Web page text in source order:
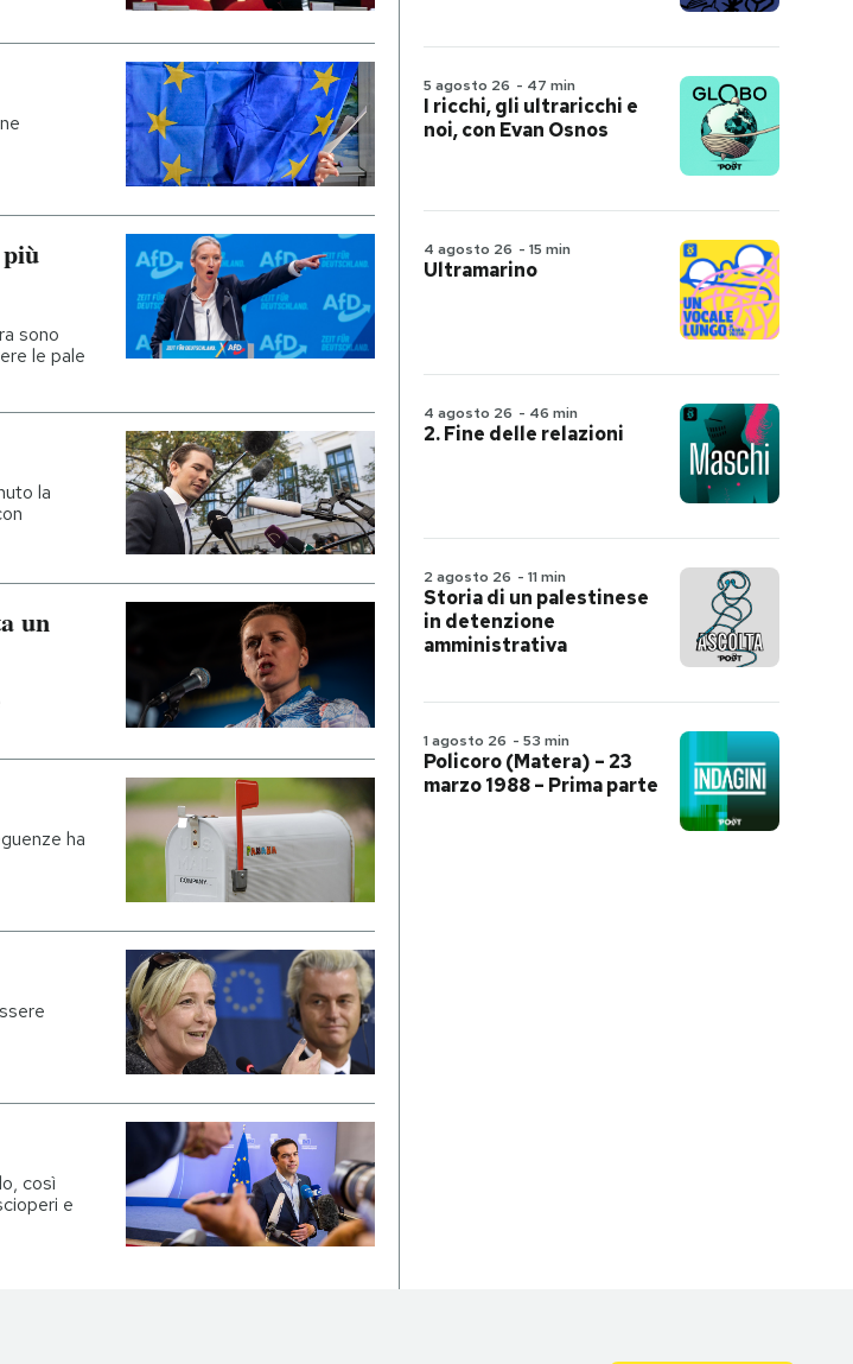
sono
le pale
la
un
ha
così
e
5 agosto 26 - 47 min
I ricchi, gli ultraricchi e
noi, con Evan Osnos
4 agosto 26 - 15 min
Ultramarino
4 agosto 26 - 46 min
2. Fine delle relazioni
2 agosto 26 - 11 min
Storia di un palestinese
in detenzione
amministrativa
1 agosto 26 - 53 min
Policoro (Matera) – 23
marzo 1988 – Prima parte